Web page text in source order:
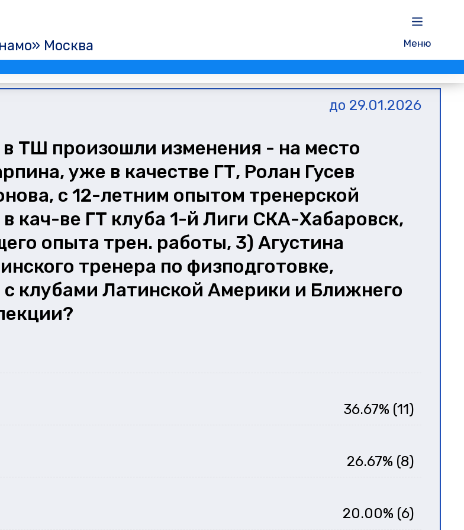
Москва Меню
до 29.01.2026
ТШ произошли изменения - на место
уже в качестве ГТ, Ролан Гусев
с 12-летним опытом тренерской
кач-ве ГТ клуба 1-й Лиги СКА-Хабаровск,
опыта трен. работы, 3) Агустина
тренера по физподготовке,
клубами Латинской Америки и Ближнего
36.67% (11)
26.67% (8)
20.00% (6)